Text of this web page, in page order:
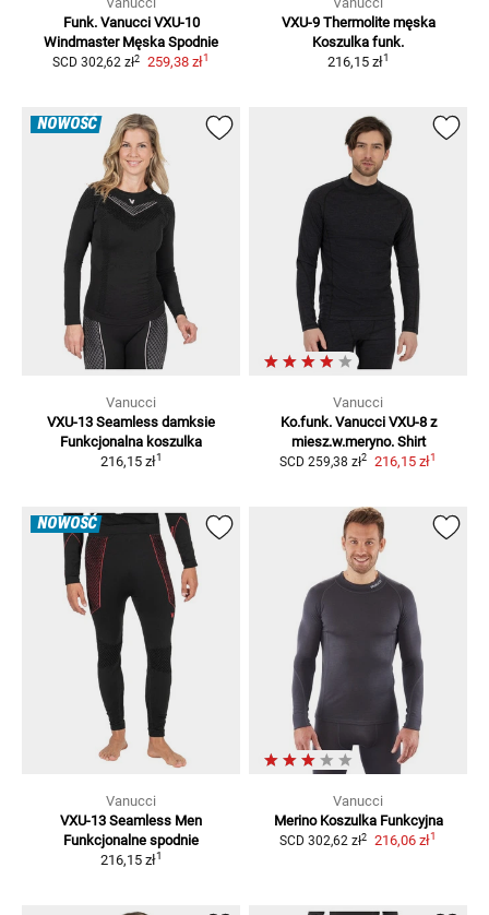
Funk. Vanucci VXU-10
Windmaster Męska Spodnie
SCD 302,62 zł2 259,38 zł1
VXU-9 Thermolite męska
Koszulka funk.
216,15 zł1
NOWOŚĆ
Vanucci
VXU-13 Seamless damksie
Funkcjonalna koszulka
216,15 zł1
Vanucci
Ko.funk. Vanucci VXU-8 z
miesz.w.meryno. Shirt
SCD 259,38 zł2 216,15 zł1
NOWOŚĆ
Vanucci
VXU-13 Seamless Men
Funkcjonalne spodnie
216,15 zł1
Vanucci
Merino Koszulka Funkcyjna
SCD 302,62 zł2 216,06 zł1